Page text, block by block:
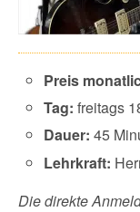
Preis
Tag: freitags
Dauer: 45
Lehrkraft:
Die direkte